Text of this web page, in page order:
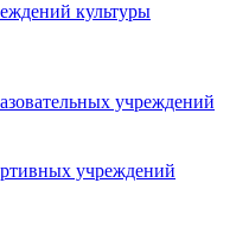
культуры
учреждений
учреждений